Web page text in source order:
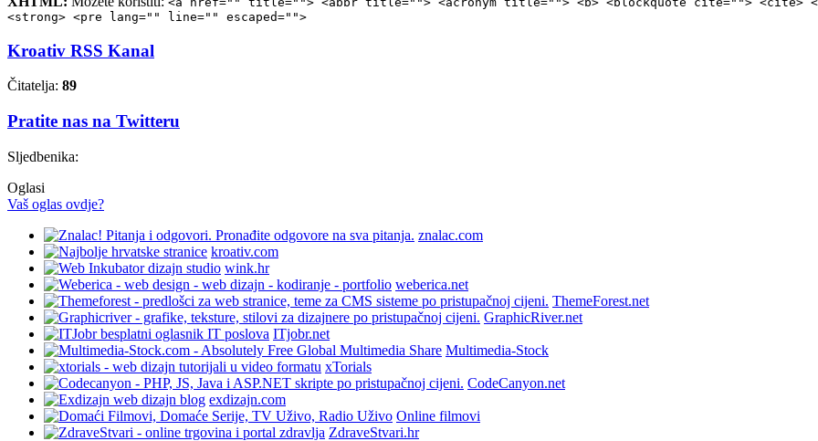
<strong> <pre lang="" line="" escaped="">
Kroativ RSS Kanal
Čitatelja: 89
Pratite nas na Twitteru
Sljedbenika:
Oglasi
Vaš oglas ovdje?
znalac.com
kroativ.com
wink.hr
weberica.net
ThemeForest.net
GraphicRiver.net
ITjobr.net
Multimedia-Stock
xTorials
CodeCanyon.net
exdizajn.com
Online filmovi
ZdraveStvari.hr